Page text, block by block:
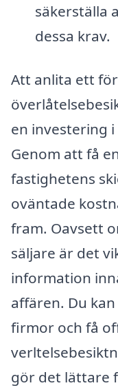
säkerställa
dessa krav.
Att anlita ett
en investering
Genom att få
fastighetens
oväntade
fram. Oavsett
säljare är det
information
affären. Du
firmor och få
gör det lättare